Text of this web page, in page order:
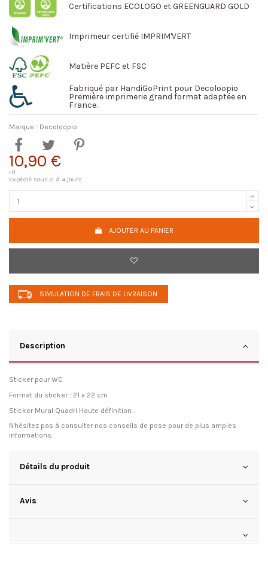
Certifications ECOLOGO et GREENGUARD GOLD
Imprimeur certifié IMPRIM'VERT
Matière PEFC et FSC
Fabriqué par HandiGoPrint pour Decoloopio
Première imprimerie grand format adaptée en
France.
Marque : Decoloopio
10,90 €
HT
Expédié sous 2 à 4 jours
AJOUTER AU PANIER
SIMULATION DE FRAIS DE LIVRAISON
Description
Sticker pour WC
Format du sticker : 21 x 22 cm
Sticker Mural Quadri Haute définition.
N'hésitez pas à consulter nos conseils de pose pour de plus amples
informations.
Détails du produit
Avis